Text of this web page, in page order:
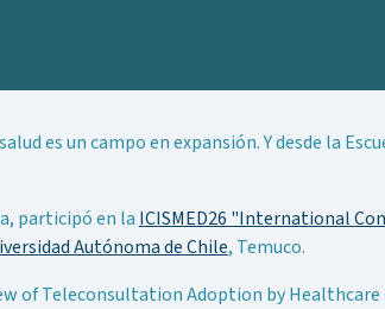
es un campo en expansión. Y desde la
participó en la ICISMED26 "International
Autónoma de Chile, Temuco.
of Teleconsultation Adoption by